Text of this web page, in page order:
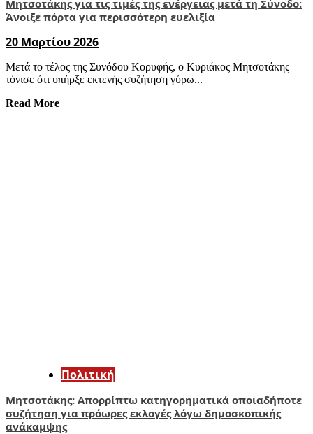
Μητσοτάκης για τις τιμές της ενέργειας μετά τη Σύνοδο:
Άνοιξε πόρτα για περισσότερη ευελιξία
20 Μαρτίου 2026
Μετά το τέλος της Συνόδου Κορυφής, ο Κυριάκος Μητσοτάκης
τόνισε ότι υπήρξε εκτενής συζήτηση γύρω...
Read More
Πολιτική
Μητσοτάκης: Απορρίπτω κατηγορηματικά οποιαδήποτε
συζήτηση για πρόωρες εκλογές λόγω δημοσκοπικής
ανάκαμψης